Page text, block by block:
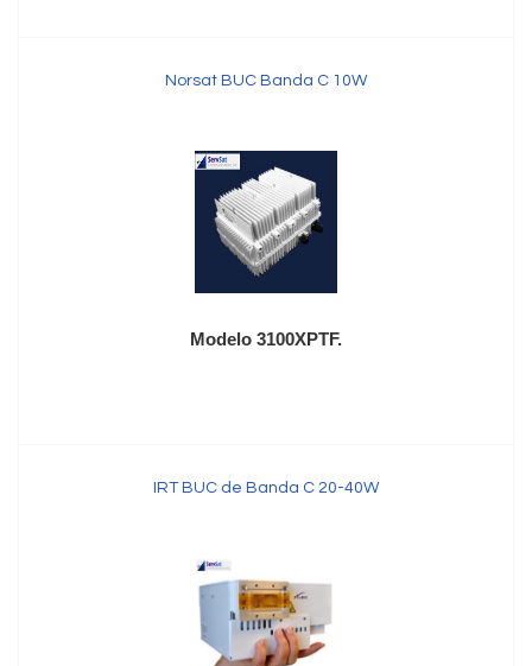
Norsat BUC Banda C 10W
Modelo 3100XPTF.
IRT BUC de Banda C 20-40W